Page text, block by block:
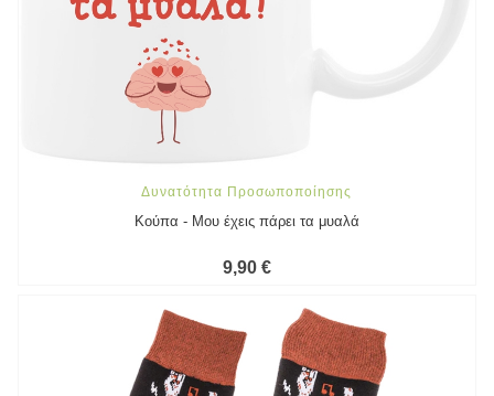
Δυνατότητα Προσωποποίησης
Κούπα - Μου έχεις πάρει τα μυαλά
9,90 €